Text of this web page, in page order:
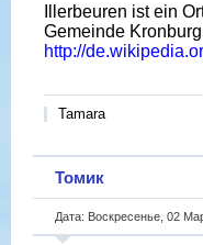
Illerbeuren ist ein
Gemeinde
http://
Tamara
Томик
Дата: Воскресенье, 02